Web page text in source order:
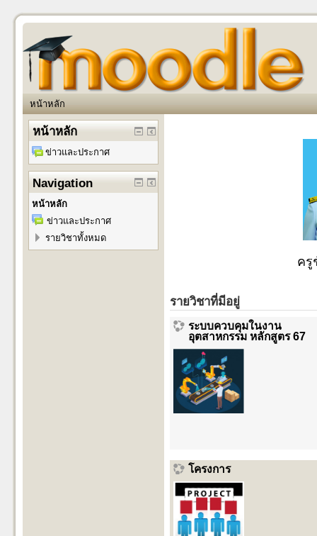
หน้าหลัก
ค
รายวิชาที่มีอยู่
ระบบควบคุมในงาน
อุตสาหกรรม หลักสูตร 67
โครงการ
หน้าหลัก
ข่าวและประกาศ
Navigation
หน้าหลัก
ข่าวและประกาศ
รายวิชาทั้งหมด